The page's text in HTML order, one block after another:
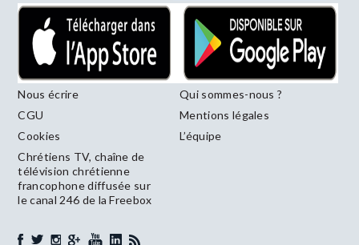
Nous écrire
Qui sommes-nous ?
CGU
Mentions légales
Cookies
L’équipe
Chrétiens TV, chaîne de
télévision chrétienne
francophone diffusée sur
le canal 246 de la Freebox